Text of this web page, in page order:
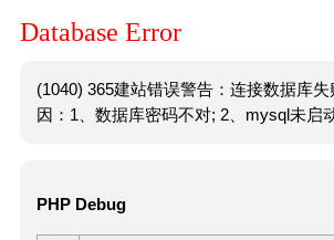
Database Error
(1040) 365建站错误警告：连接数据库
因：1、数据库密码不对; 2、mysql未启动
PHP Debug